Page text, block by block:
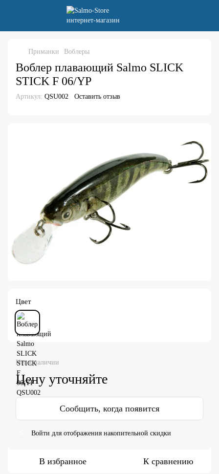
Приманки Воблеры
Воблер плавающий Salmo SLICK
STICK F 06/YP
Артикул: QSU002 Оставить отзыв
Цвет
Нет в наличии
Цену уточняйте
Сообщить, когда появится
Войти для отображения накопительной скидки
В избранное К сравнению